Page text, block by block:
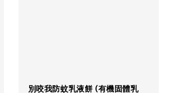
別咬我防蚊乳液餅 (有機固體乳